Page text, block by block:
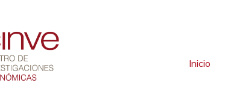
Inicio